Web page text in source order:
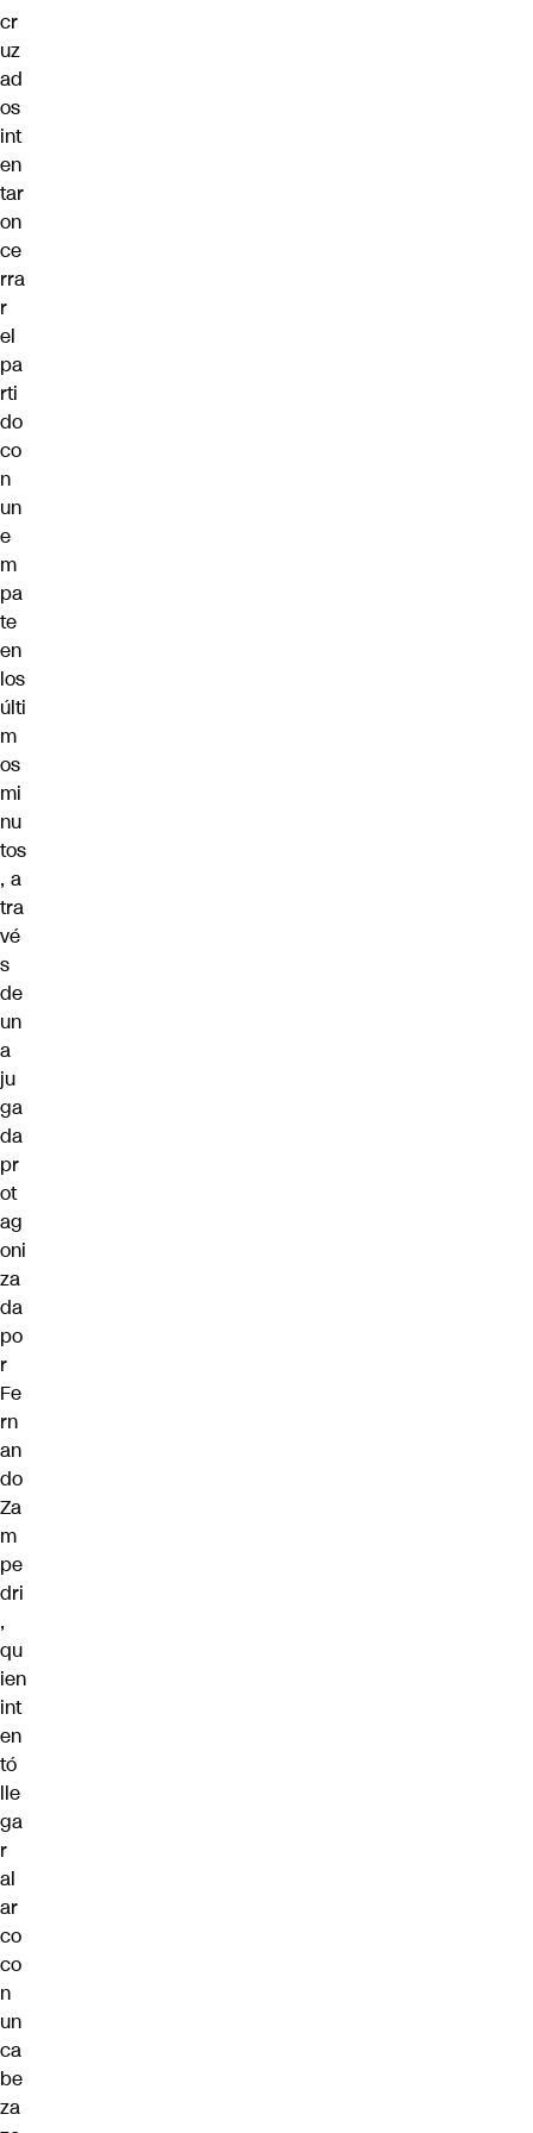
cr
uz
ad
os
int
en
tar
on
ce
rra
r
el
pa
rti
do
co
n
un
e
m
pa
te
en
los
últi
m
os
mi
nu
tos
, a
tra
vé
s
de
un
a
ju
ga
da
pr
ot
ag
oni
za
da
po
r
Fe
rn
an
do
Za
m
pe
dri
,
qu
ien
int
en
tó
lle
ga
r
al
ar
co
co
n
un
ca
be
za